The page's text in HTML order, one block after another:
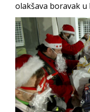
olakšava boravak u